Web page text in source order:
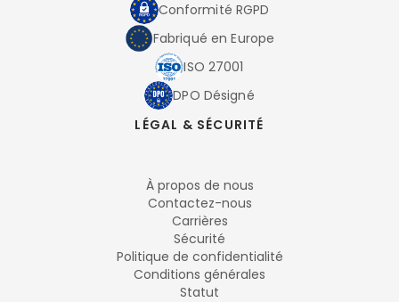
Conformité RGPD
Fabriqué en Europe
ISO 27001
DPO Désigné
LÉGAL & SÉCURITÉ
À propos de nous
Contactez-nous
Carrières
Sécurité
Politique de confidentialité
Conditions générales
Statut